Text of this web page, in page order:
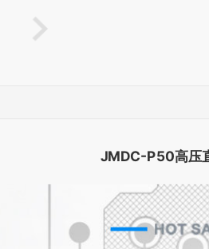
JMDC-P50高压